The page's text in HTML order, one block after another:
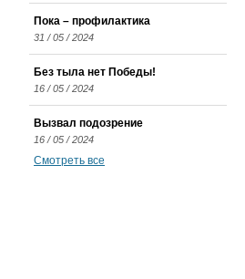
Пока – профилактика
31 / 05 / 2024
Без тыла нет Победы!
16 / 05 / 2024
Вызвал подозрение
16 / 05 / 2024
Смотреть все